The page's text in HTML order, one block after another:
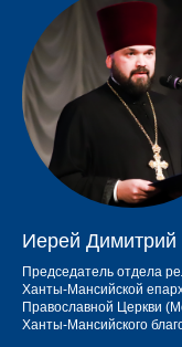
Иерей Димитрий
Председатель отдела
Ханты-Мансийской
Православной Церкви
Ханты-Мансийского